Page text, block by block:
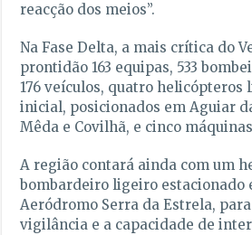
reacção dos meios”.
Na Fase Delta, a mais crítica do
prontidão 163 equipas, 533
176 veículos, quatro helicópteros
inicial, posicionados em Aguiar
Mêda e Covilhã, e cinco
A região contará ainda com um
bombardeiro ligeiro estacionado
Aeródromo Serra da Estrela,
vigilância e a capacidade de